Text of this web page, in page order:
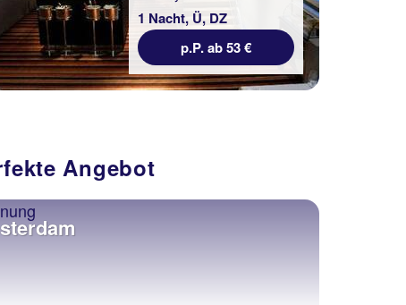
1 Nacht, Ü, DZ
p.P. ab 53 €
Angebot